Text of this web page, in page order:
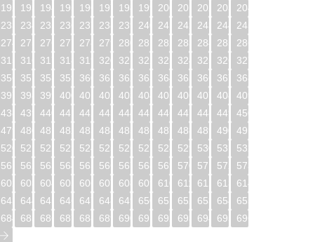
192 193 194 195 196 197 198 199 200 201 202 203
204
233 234 235 236 237 238 239 240 241 242 243 244
245
274 275 276 277 278 279 280 281 282 283 284 285
286
315 316 317 318 319 320 321 322 323 324 325 326
327
356 357 358 359 360 361 362 363 364 365 366 367
368
397 398 399 400 401 402 403 404 405 406 407 408
409
438 439 440 441 442 443 444 445 446 447 448 449
450
479 480 481 482 483 484 485 486 487 488 489 490
491
520 521 522 523 524 525 526 527 528 529 530 531
532
561 562 563 564 565 566 567 568 569 570 571 572
573
602 603 604 605 606 607 608 609 610 611 612 613
614
643 644 645 646 647 648 649 650 651 652 653 654
655
684 685 686 687 688 689 690 691 692 693 694 695
696